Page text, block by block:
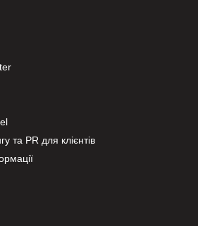
та PR для клієнтів